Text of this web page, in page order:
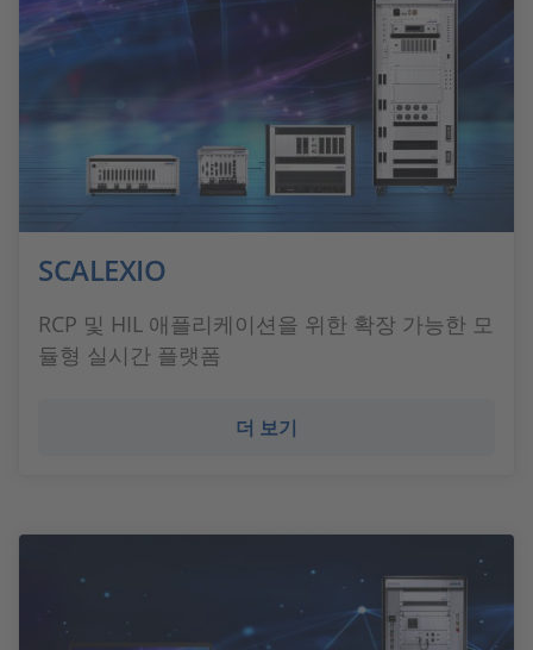
SCALEXIO
RCP 및 HIL 애플리케이션을 위한 확장 가능한 모
듈형 실시간 플랫폼
더 보기